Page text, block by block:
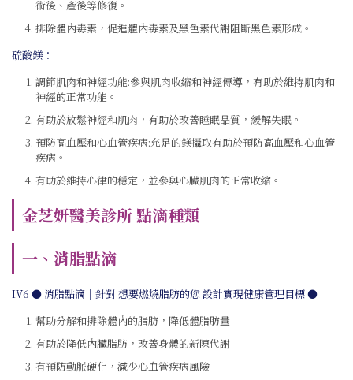
術後、產後等修復。
排除體內毒素，促進體內毒素及黑色素代謝阻斷黑色素形成。
硫酸鎂：
調節肌肉和神經功能:參與肌肉收縮和神經傳導，有助於維持肌肉和
神經的正常功能。
有助於放鬆神經和肌肉，有助於改善睡眠品質，緩解失眠。
預防高血壓和心血管疾病:充足的鎂攝取有助於預防高血壓和心血管
疾病。
有助於維持心律的穩定，並參與心臟肌肉的正常收縮。
金芝妍醫美診所 點滴種類
一、消脂點滴
IV6 ● 消脂點滴｜針對 想要燃燒脂肪的您 設計實現健康管理目標 ●
幫助分解和排除體內的脂肪，降低體脂肪量
有助於降低內臟脂肪，改善身體的新陳代謝
有預防動脈硬化，減少心血管疾病風險